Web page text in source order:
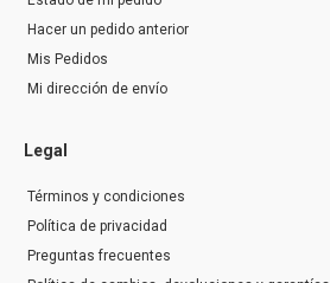
Hacer un pedido anterior
Mis Pedidos
Mi dirección de envío
Legal
Términos y condiciones
Política de privacidad
Preguntas frecuentes